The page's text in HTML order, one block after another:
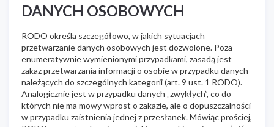
DANYCH OSOBOWYCH
RODO określa szczegółowo, w jakich sytuacjach
przetwarzanie danych osobowych jest dozwolone. Poza
enumeratywnie wymienionymi przypadkami, zasadą jest
zakaz przetwarzania informacji o osobie w przypadku danych
należących do szczególnych kategorii (art. 9 ust. 1 RODO).
Analogicznie jest w przypadku danych „zwykłych”, co do
których nie ma mowy wprost o zakazie, ale o dopuszczalności
w przypadku zaistnienia jednej z przesłanek. Mówiąc prościej,